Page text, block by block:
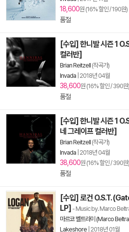
18,600원 (16% 할인 / 190원)
품절
[수입] 한니발 시즌 1
컬러반]
Brian Reitzell (작곡가)
Invada 2018년 04월
38,600원 (16% 할인 / 390원)
품절
[수입] 한니발 시즌 1
네 그레이프 컬러반]
Brian Reitzell (작곡가)
Invada 2018년 04월
38,600원 (16% 할인 / 390원)
품절
[수입] 로건 O.S.T.
LP] - Music by. Marco
마르코 벨트라미 (Marco
Lakeshore 2018년 01월